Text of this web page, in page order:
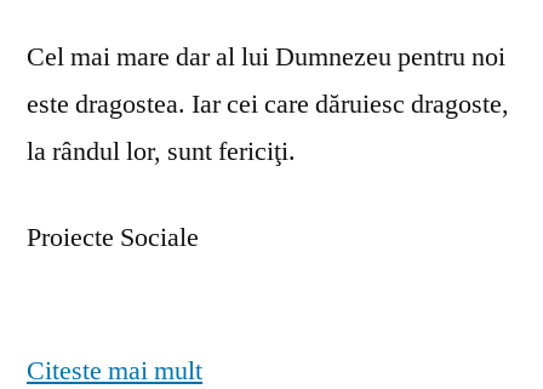
Cel mai mare dar al lui Dumnezeu pentru noi
este dragostea. Iar cei care dăruiesc dragoste,
la rândul lor, sunt fericiţi.
Proiecte Sociale
Citeste mai mult